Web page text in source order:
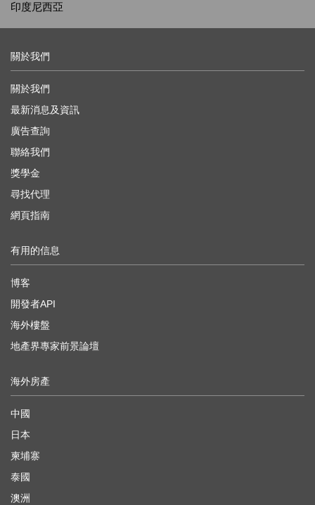
印度尼西亞
關於我們
關於我們
最新消息及資訊
廣告查詢
聯絡我們
獎學金
尋找代理
網頁指南
有用的信息
博客
開發者API
海外樓盤
地產界專家前景論壇
海外房產
中國
日本
柬埔寨
泰國
澳洲